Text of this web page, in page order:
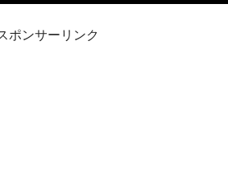
ポンサーリンク